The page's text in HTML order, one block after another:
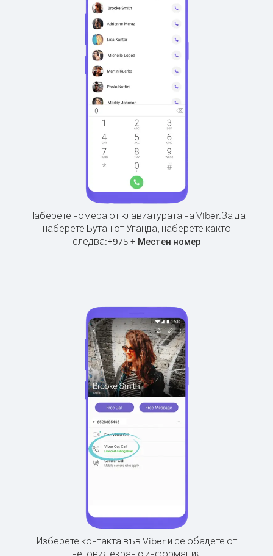
Наберете номера от клавиатурата на Viber.За да
наберете Бутан от Уганда, наберете както
следва:+975+ Местен номер
Изберете контакта във Viber и се обадете от
неговия екран с информация